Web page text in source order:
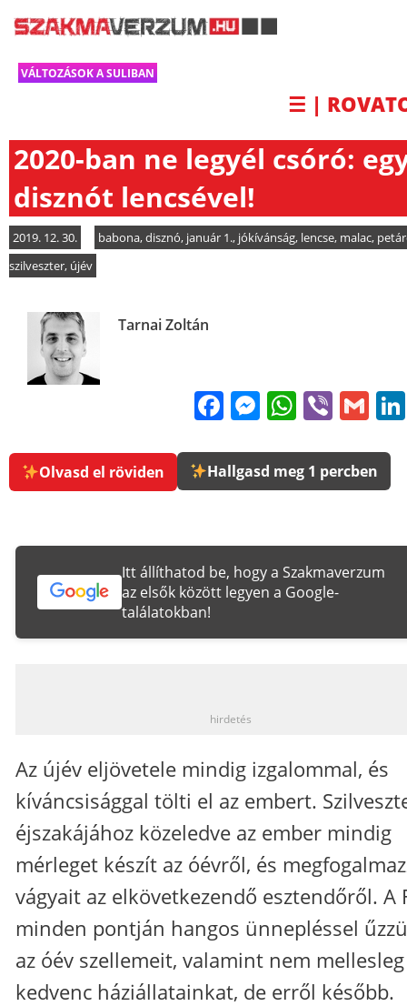
VÁLTOZÁSOK A SULIBAN
☰ |
2020-ban ne legyél csóró:
disznót lencsével!
2019. 12. 30. babona,disznó, január 1., jókívánság, lencse, malac,
szilveszter, újév
Tarnai Zoltán
FacebookViber
Olvasd el röviden Hallgasd meg 1 percben
Itt állíthatod be, hogy a Szakmaverzum
az elsők között legyen a Google-
találatokban!
hirdetés
Az újév eljövetele mindig izgalommal, és
kíváncsisággal tölti el az embert.
éjszakájához közeledve az ember mindig
mérleget készít az óévről, és
vágyait az elkövetkezendő esztendőről. A
minden pontján hangos ünnepléssel
az óév szellemeit, valamint nem mellesleg
kedvenc háziállatainkat, de erről később.